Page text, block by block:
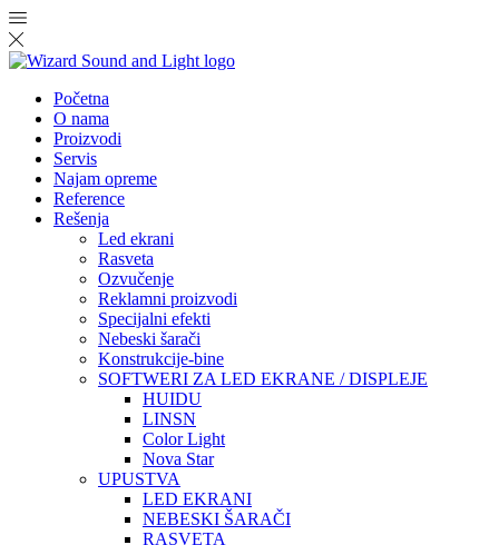
Početna
O nama
Proizvodi
Servis
Najam opreme
Reference
Rešenja
Led ekrani
Rasveta
Ozvučenje
Reklamni proizvodi
Specijalni efekti
Nebeski šarači
Konstrukcije-bine
SOFTWERI ZA LED EKRANE / DISPLEJE
HUIDU
LINSN
Color Light
Nova Star
UPUSTVA
LED EKRANI
NEBESKI ŠARAČI
RASVETA